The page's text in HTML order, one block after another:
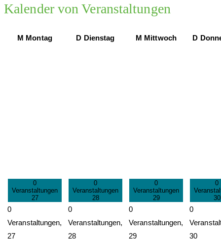
Kalender von Veranstaltungen
M Montag D Dienstag M Mittwoch D
0
Veranstaltungen
27
0
Veranstaltungen,
27
0
Veranstaltungen
28
0
Veranstaltungen,
28
0
Veranstaltungen
29
0
Veranstaltungen,
29
0
30
0
30